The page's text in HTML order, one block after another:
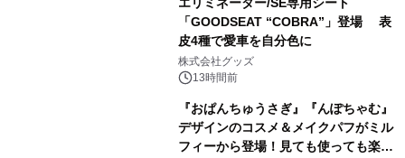
「GOODSEAT “COBRA”」登場 表
皮4種で愛車を自分色に
株式会社グッズ
13時間前
『おぱんちゅうさぎ』『んぽちゃむ』
デザインのコスメ＆メイクパフがミル
フィーから登場！見ても使っても楽し